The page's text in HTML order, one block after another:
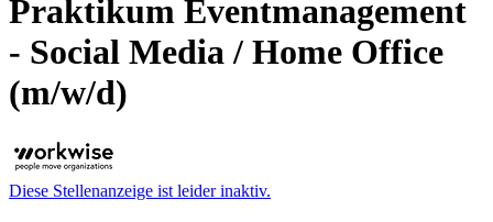
Praktikum Eventmanagement
- Social Media / Home Office
(m/w/d)
Diese Stellenanzeige ist leider inaktiv.